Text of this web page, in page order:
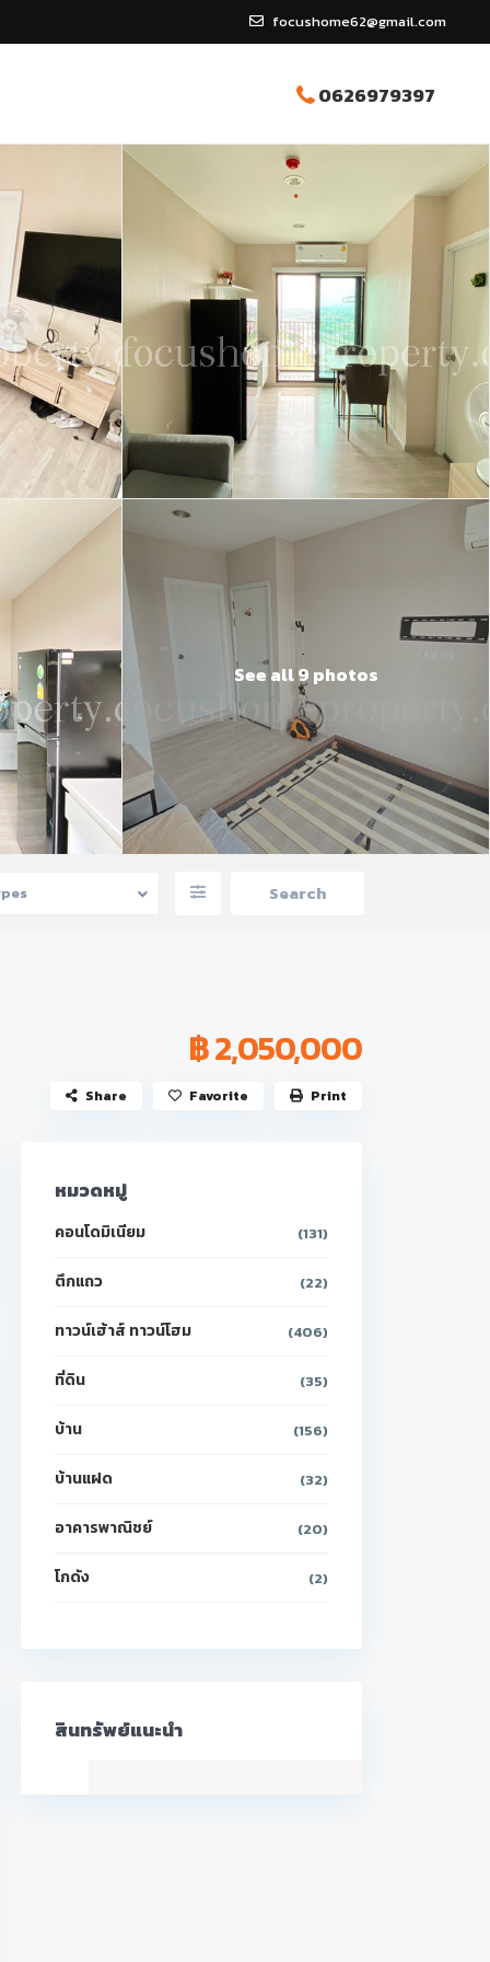
focushome62@gmail.com
0626979397
See all 9 photos
฿ 2,050,000
Share Favorite Print
หมวดหมู่
คอนโดมิเนียม (131)
ตึกแถว (22)
ทาวน์เฮ้าส์ ทาวน์โฮม (406)
ที่ดิน (35)
บ้าน (156)
บ้านแฝด (32)
อาคารพาณิชย์ (20)
โกดัง (2)
สินทรัพย์แนะนำ